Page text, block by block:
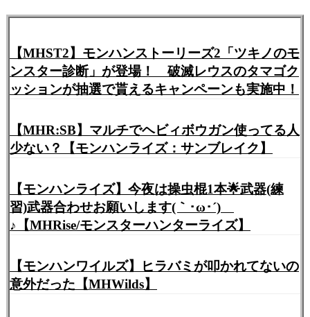
【MHST2】モンハンストーリーズ2「ツキノのモ
ンスター診断」が登場！ ​破滅レウスのタマゴク
ッションが抽選で貰えるキャンペーンも実施中！​
【MHR:SB】マルチでヘビィボウガン使ってる人
少ない？【モンハンライズ：サンブレイク】
【モンハンライズ】今夜は操虫棍1本🌟武器(練
習)武器合わせお願いします(｀･ω･´)ゞ
♪【MHRise/モンスターハンターライズ】
【モンハンワイルズ】ヒラバミが叩かれてないの
意外だった【MHWilds】